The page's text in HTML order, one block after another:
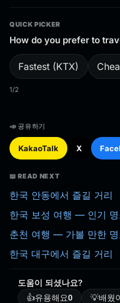
QUICK PICKER
How do you prefer to
Fastest (KTX)
1/2
📣 공유하기
KakaoTalk X
📖 READ NEXT
한국 안동에서 즐길 거리
한국 보성 여행 — 인기
춘천 여행 — 가볼 만한 명
한국 대구에서 즐길 거리
도움이 되셨나요?
👍유용해요0 💡배웠